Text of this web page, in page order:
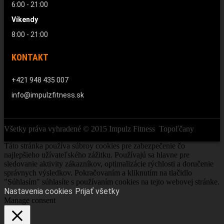
6:00 - 21:00
Víkendy
8:00 - 21:00
KONTAKT
+421 948 435 007
info@impulzfitness.sk
Všetky práva vyhradené © 2015 Impulz Fitness Topoľčany
Táto stránka používa súbroy cookies pre zabezpečenie čo
najlepšieho užívateľského zážitku. Používajú sa hlavne pre
sledovanie aktivity zákazníkov, optimalizácie rýchlosti a doručenie
správnych výsledkov. Pokračovaním a kliknutím na tlačidlo
"Súhlasím" súhlasíte s používaním cookies na tejto webovej stránke.
Nastavenia cookies Prijať všetky
Manage consent